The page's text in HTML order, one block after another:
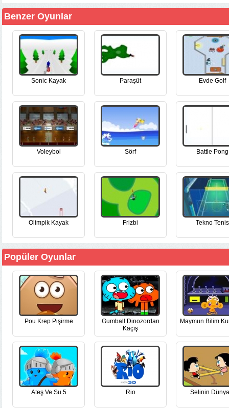
Benzer Oyunlar
Sonic Kayak Paraşüt Evde Golf
Voleybol Sörf Battle Pong
Olimpik Kayak Frizbi Tekno Tenis
Popüler Oyunlar
Pou Krep Pişirme
Gumball Dinozordan
Kaçış
Maymun Bilim
Ateş Ve Su 5 Rio Selinin